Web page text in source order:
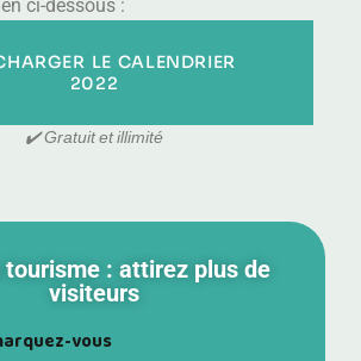
ci-dessous :
LE CALENDRIER
2022
✔️ Gratuit et illimité
tourisme : attirez plus de
visiteurs
vous